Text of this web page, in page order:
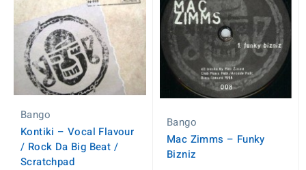
Bango
Kontiki ‎– Vocal Flavour
/ Rock Da Big Beat /
Scratchpad
Bango
Mac Zimms ‎– Funky
Bizniz